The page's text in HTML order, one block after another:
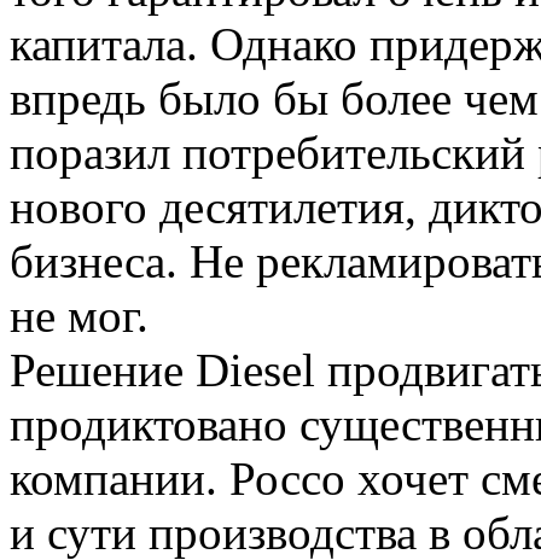
капитала. Однако
впредь было бы более
поразил
нового десятилетия,
бизнеса. Не
не мог.
Решение Diesel
продиктовано
компании. Россо хочет
и сути производства в